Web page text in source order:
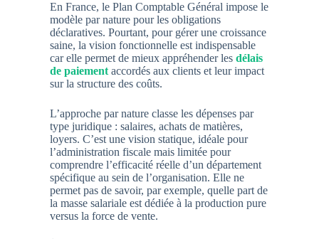
En France, le Plan Comptable Général impose le
modèle par nature pour les obligations
déclaratives. Pourtant, pour gérer une croissance
saine, la vision fonctionnelle est indispensable
car elle permet de mieux appréhender les délais
de paiementaccordés aux clients et leur impact
sur la structure des coûts.
L’approche par nature classe les dépenses par
type juridique : salaires, achats de matières,
loyers. C’est une vision statique, idéale pour
l’administration fiscale mais limitée pour
comprendre l’efficacité réelle d’un département
spécifique au sein de l’organisation. Elle ne
permet pas de savoir, par exemple, quelle part de
la masse salariale est dédiée à la production pure
versus la force de vente.